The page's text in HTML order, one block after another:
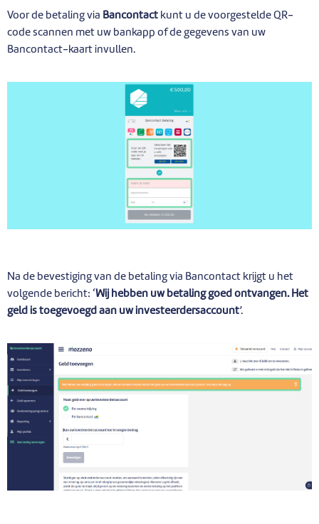
Voor de betaling via Bancontact kunt u de voorgestelde QR-
code scannen met uw bankapp of de gegevens van uw
Bancontact-kaart invullen.
Na de bevestiging van de betaling via Bancontact krijgt u het
volgende bericht: ‘Wij hebben uw betaling goed ontvangen. Het
geld is toegevoegd aan uw investeerdersaccount’.